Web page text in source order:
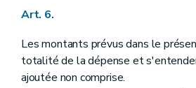
Art. 174
Annexe
Art. 6.
Les montants prévus dans le
totalité de la dépense et
ajoutée non comprise.